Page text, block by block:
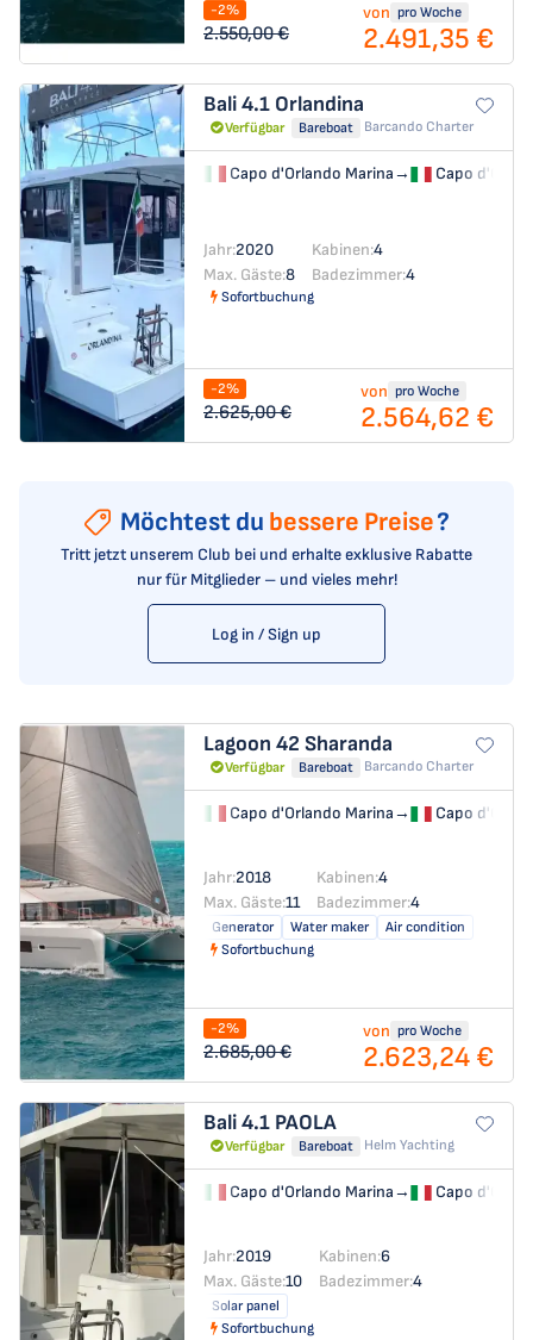
-2%
2.550,00 €
von pro Woche
2.491,35 €
Bali 4.1 Orlandina
Verfügbar Bareboat Barcando Charter
Capo d'Orlando Marina→ Capo
Jahr:2020 Kabinen:4
Max. Gäste:8 Badezimmer:4
Sofortbuchung
-2%
2.625,00 €
von pro Woche
2.564,62 €
Möchtest du bessere Preise?
Tritt jetzt unserem Club bei und erhalte exklusive Rabatte
nur für Mitglieder – und vieles mehr!
Log in / Sign up
Lagoon 42 Sharanda
Verfügbar Bareboat Barcando Charter
Capo d'Orlando Marina→ Capo
Jahr:2018 Kabinen:4
Max. Gäste:11 Badezimmer:4
Generator Water maker
Air condition
Sofortbuchung
-2%
2.685,00 €
von pro Woche
2.623,24 €
Bali 4.1 PAOLA
Verfügbar Bareboat Helm Yachting
Capo d'Orlando Marina→ Capo
Jahr:2019 Kabinen:6
Max. Gäste:10 Badezimmer:4
Solar panel
Sofortbuchung